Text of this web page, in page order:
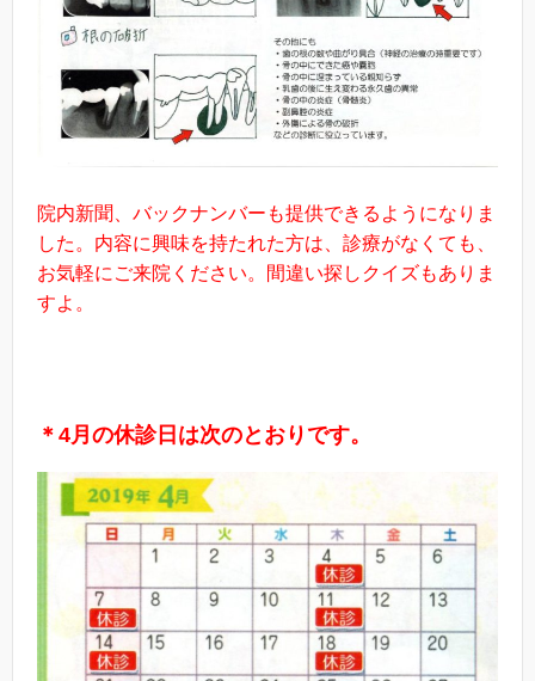
院内新聞、バックナンバーも提供できるようになりま
した。内容に興味を持たれた方は、診療がなくても、
お気軽にご来院ください。間違い探しクイズもありま
すよ。
＊ 4月の休診日は次のとおりです。